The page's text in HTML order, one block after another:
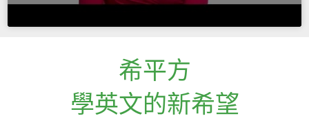
希平方
學英文的新希望